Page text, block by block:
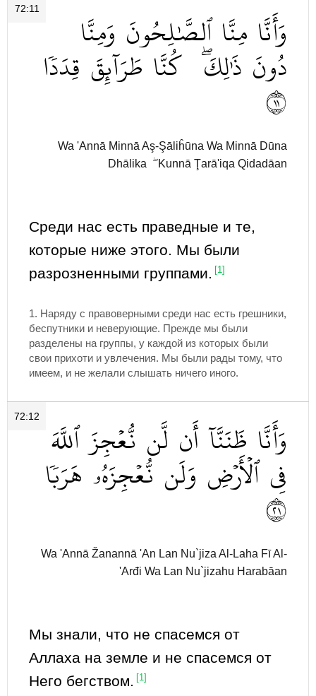
72:11 وَأَنَّا مِنَّا ٱلصَّٰلِحُونَ وَمِنَّا
دُونَ ذَٰلِكَۖ كُنَّا طَرَآئِقَ قِدَدٗا
١١
Wa 'Annā Minnā Aş-Şāliĥūna Wa Minnā Dūna
Dhālika ۖ Kunnā Ţarā'iqa Qidadāan
Среди нас есть праведные и те,
которые ниже этого. Мы были
разрозненными группами.
[1]
1. Наряду с правоверными среди нас есть грешники,
беспутники и неверующие. Прежде мы были
разделены на группы, у каждой из которых были
свои прихоти и увлечения. Мы были рады тому, что
имеем, и не желали слышать ничего иного.
72:12 وَأَنَّا ظَنَنَّآ أَن لَّن نُّعۡجِزَ ٱللَّهَ
فِي ٱلۡأَرۡضِ وَلَن نُّعۡجِزَهُۥ هَرَبٗا
١٢
Wa 'Annā Žanannā 'An Lan Nu`jiza Al-Laha Fī Al-
'Arđi Wa Lan Nu`jizahu Harabāan
Мы знали, что не спасемся от
Аллаха на земле и не спасемся от
Него бегством.
[1]